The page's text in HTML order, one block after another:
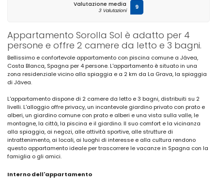
Appartamento Sorolla Sol è adatto per 4
persone e offre 2 camere da letto e 3 bagni.
Bellissimo e confortevole appartamento con piscina comune a Jávea,
Costa Blanca, Spagna per 4 persone. L'appartamento è situato in una
zona residenziale vicino alla spiaggia e a 2 km da La Grava, la spiaggia
di Jávea.
L'appartamento dispone di 2 camere da letto e 3 bagni, distribuiti su 2
livelli. L'alloggio offre privacy, un incantevole giardino privato con prato e
alberi, un giardino comune con prato e alberi e una vista sulla valle, le
montagne, la città, la piscina e il giardino. Il suo comfort e la vicinanza
alla spiaggia, ai negozi, alle attività sportive, alle strutture di
intrattenimento, ai locali, ai luoghi di interesse e alla cultura rendono
questo appartamento ideale per trascorrere le vacanze in Spagna con la
famiglia o gli amici.
Interno dell'appartamento
Valutazione media
3 Valutazioni 9